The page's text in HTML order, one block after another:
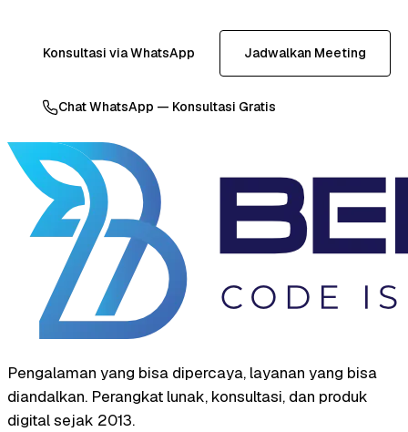
Konsultasi via WhatsApp Jadwalkan Meeting
Chat WhatsApp — Konsultasi Gratis
Pengalaman yang bisa dipercaya, layanan yang bisa
diandalkan. Perangkat lunak, konsultasi, dan produk
digital sejak 2013.